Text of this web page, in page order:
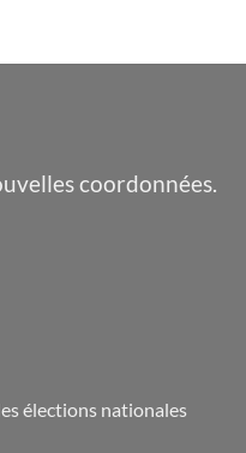
coordonnées.
élections nationales